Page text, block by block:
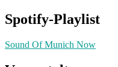
Spotify-Playlist
Sound Of Munich Now